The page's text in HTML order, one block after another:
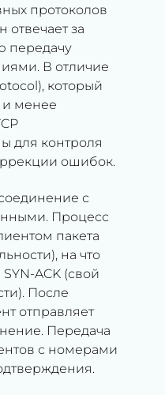
протоколов
отвечает за
передачу
В отличие
который
и менее
для контроля
ошибок.
с
Процесс
пакета
на что
ACK (свой
После
отправляет
Передача
с номерами